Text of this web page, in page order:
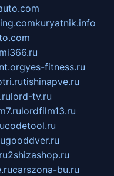
kuryatnik.info
yes-fitness.ru
tishinapve.ru
lord-tv.ru
lordfilm13.ru
codetool.ru
gooddver.ru
2shizashop.ru
carszona-bu.ru